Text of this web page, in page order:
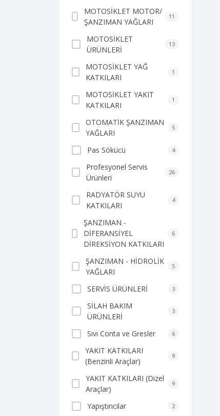
MOTOSİKLET MOTOR/
ŞANZIMAN YAĞLARI
11
MOTOSİKLET
ÜRÜNLERİ
13
MOTOSİKLET YAĞ
KATKILARI
1
MOTOSİKLET YAKIT
KATKILARI
1
OTOMATİK ŞANZIMAN
YAĞLARI
5
Pas Sökücü 4
Profesyonel Servis
Ürünleri
26
RADYATÖR SUYU
KATKILARI
4
ŞANZIMAN -
DİFERANSİYEL
DİREKSİYON KATKILARI
6
ŞANZIMAN - HİDROLİK
YAĞLARI
5
SERVİS ÜRÜNLERİ 3
SİLAH BAKIM
ÜRÜNLERİ
3
Sıvı Conta ve Gresler 6
YAKIT KATKILARI
(Benzinli Araçlar)
9
YAKIT KATKILARI (Dizel
Araçlar)
9
Yapıştırıcılar 2